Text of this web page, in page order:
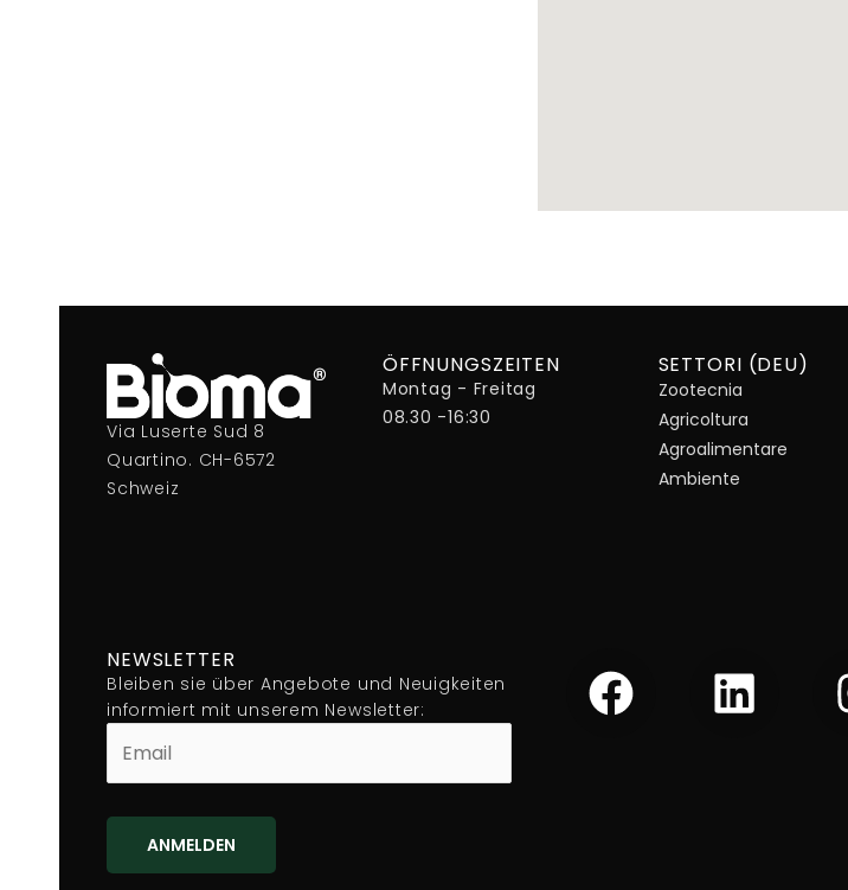
Via Luserte Sud 8
Quartino. CH-6572
Schweiz
ÖFFNUNGSZEITEN
Montag - Freitag
08.30 -16:30
SETTORI (DEU)
Zootecnia
Agricoltura
Agroalimentare
Ambiente
NEWSLETTER
Bleiben sie über Angebote und Neuigkeiten
informiert mit unserem Newsletter:
F
a
L
i